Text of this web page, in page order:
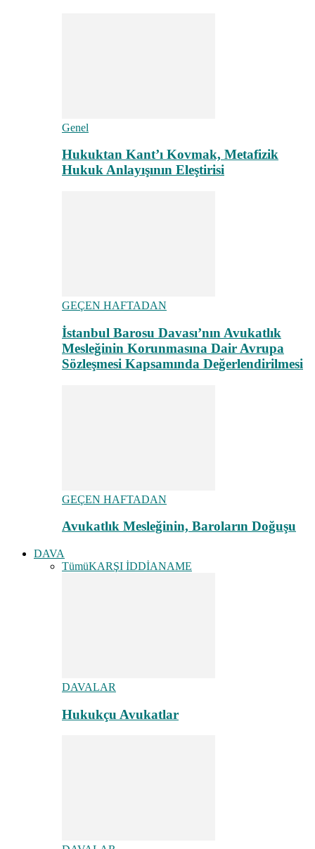
Genel
Hukuktan Kant’ı Kovmak, Metafizik
Hukuk Anlayışının Eleştirisi
GEÇEN HAFTADAN
İstanbul Barosu Davası’nın Avukatlık
Mesleğinin Korunmasına Dair Avrupa
Sözleşmesi Kapsamında Değerlendirilmesi
GEÇEN HAFTADAN
Avukatlık Mesleğinin, Baroların Doğuşu
DAVA
TümüKARŞI İDDİANAME
DAVALAR
Hukukçu Avukatlar